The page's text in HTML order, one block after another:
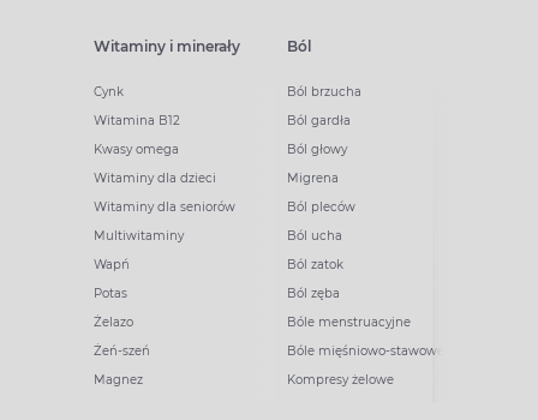
Witaminy i minerały
Cynk
Witamina B12
Kwasy omega
Witaminy dla dzieci
Witaminy dla seniorów
Multiwitaminy
Wapń
Potas
Żelazo
Żeń-szeń
Magnez
Ból
Ból brzucha
Ból gardła
Ból głowy
Migrena
Ból pleców
Ból ucha
Ból zatok
Ból zęba
Bóle menstruacyjne
Bóle mięśniowo-stawowe
Kompresy żelowe